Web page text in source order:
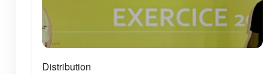
Distribution